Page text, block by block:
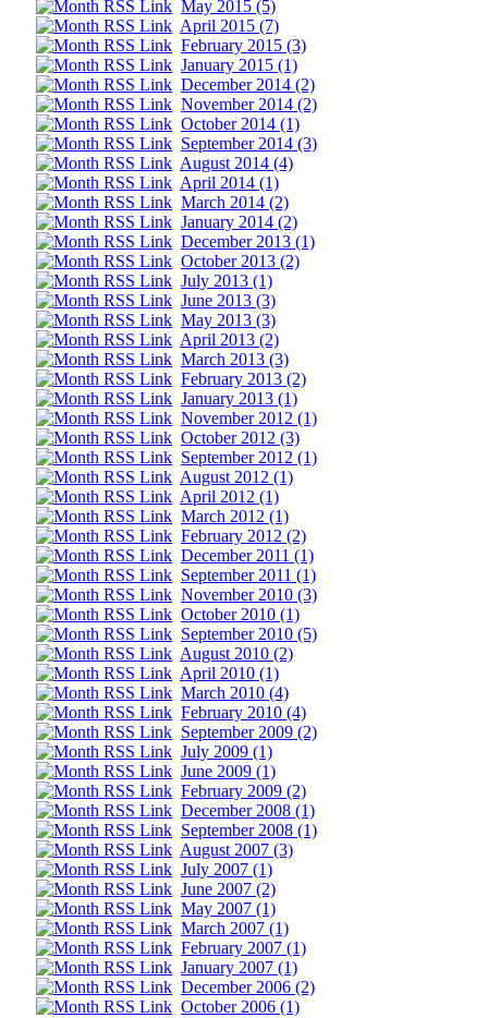
May 2015 (5)
April 2015 (7)
February 2015 (3)
January 2015 (1)
December 2014 (2)
November 2014 (2)
October 2014 (1)
September 2014 (3)
August 2014 (4)
April 2014 (1)
March 2014 (2)
January 2014 (2)
December 2013 (1)
October 2013 (2)
July 2013 (1)
June 2013 (3)
May 2013 (3)
April 2013 (2)
March 2013 (3)
February 2013 (2)
January 2013 (1)
November 2012 (1)
October 2012 (3)
September 2012 (1)
August 2012 (1)
April 2012 (1)
March 2012 (1)
February 2012 (2)
December 2011 (1)
September 2011 (1)
November 2010 (3)
October 2010 (1)
September 2010 (5)
August 2010 (2)
April 2010 (1)
March 2010 (4)
February 2010 (4)
September 2009 (2)
July 2009 (1)
June 2009 (1)
February 2009 (2)
December 2008 (1)
September 2008 (1)
August 2007 (3)
July 2007 (1)
June 2007 (2)
May 2007 (1)
March 2007 (1)
February 2007 (1)
January 2007 (1)
December 2006 (2)
October 2006 (1)